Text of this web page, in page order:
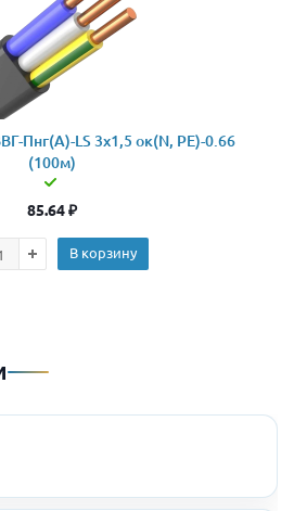
Пнг(А)-LS 3x1,5 ок(N, PE)-0.66
(100м)
85.64₽
В корзину